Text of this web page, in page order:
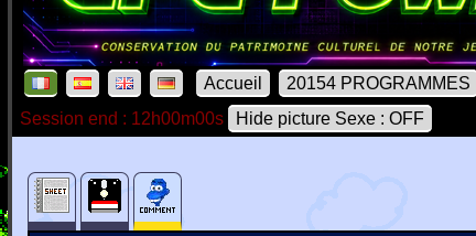
Accueil 20154 PROGRAMMES
Session end : 12h00m00s
Hide picture Sexe : OFF